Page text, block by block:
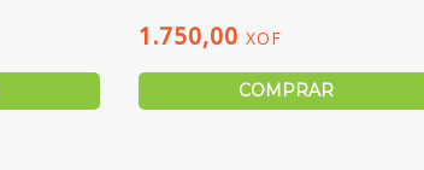
1.750,00 XOF
COMPRAR